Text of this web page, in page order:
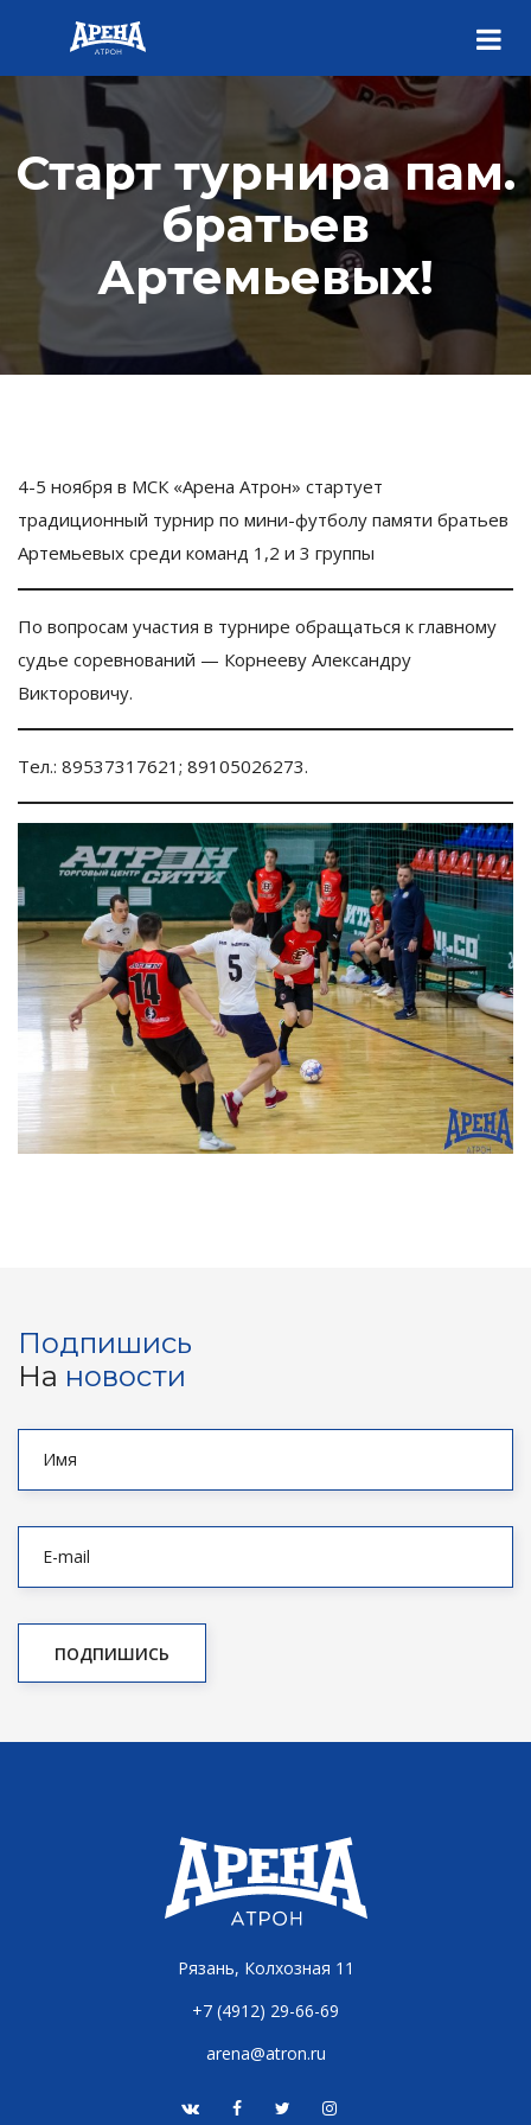
Старт турнира пам.
братьев
Артемьевых!
4-5 ноября в МСК «Арена Атрон» стартует
традиционный турнир по мини-футболу памяти братьев
Артемьевых среди команд 1,2 и 3 группы
По вопросам участия в турнире обращаться к главному
судье соревнований — Корнееву Александру
Викторовичу.
Тел.: 89537317621; 89105026273.
Подпишись
На новости
Рязань, Колхозная 11
+7 (4912) 29-66-69
arena@atron.ru